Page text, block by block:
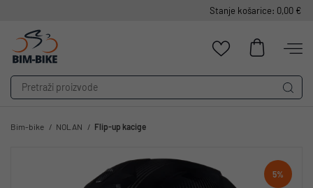
Stanje košarice: 0,00 €
Bim-bike NOLAN Flip-up kacige
5%